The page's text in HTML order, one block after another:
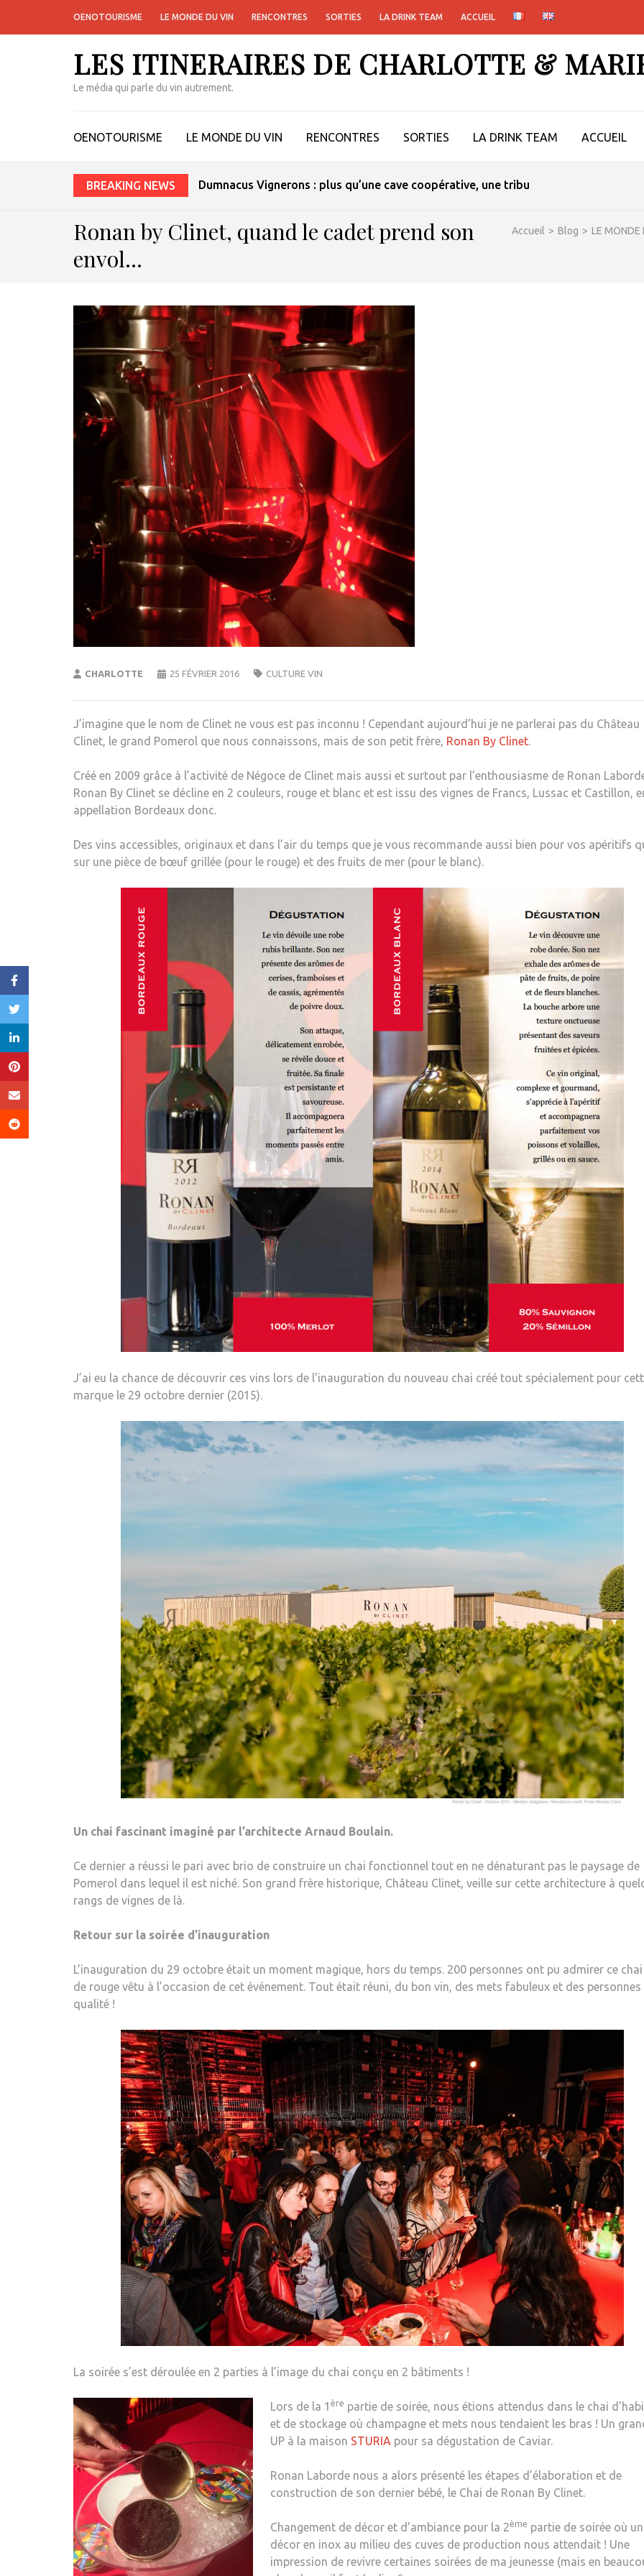
OENOTOURISME LE MONDE DU VIN RENCONTRES SORTIES LA DRINK TEAM ACCUEIL
LES ITINERAIRES DE CHARLOTTE &
Le média qui parle du vin autrement.
OENOTOURISME LE MONDE DU VIN RENCONTRES SORTIES LA DRINK TEAM ACCUEIL
BREAKING NEWS Dumnacus Vignerons : plus qu’une cave coopérative, une tribu
Accueil > Blog > LE MONDE
Ronan by Clinet, quand le cadet prend son
envol…
CHARLOTTE 25 FÉVRIER 2016 CULTURE VIN
J’imagine que le nom de Clinet ne vous est pas inconnu ! Cependant aujourd’hui je ne parlerai pas du Château
Clinet, le grand Pomerol que nous connaissons, mais de son petit frère, Ronan By Clinet.
Créé en 2009 grâce à l’activité de Négoce de Clinet mais aussi et surtout par l’enthousiasme de Ronan
Ronan By Clinet se décline en 2 couleurs, rouge et blanc et est issu des vignes de Francs, Lussac et Castillon,
appellation Bordeaux donc.
Des vins accessibles, originaux et dans l’air du temps que je vous recommande aussi bien pour vos apéritifs
sur une pièce de bœuf grillée (pour le rouge) et des fruits de mer (pour le blanc).
J’ai eu la chance de découvrir ces vins lors de l’inauguration du nouveau chai créé tout spécialement pour
marque le 29 octobre dernier (2015).
Un chai fascinant imaginé par l’architecte Arnaud Boulain.
Ce dernier a réussi le pari avec brio de construire un chai fonctionnel tout en ne dénaturant pas le paysage de
Pomerol dans lequel il est niché. Son grand frère historique, Château Clinet, veille sur cette architecture à
rangs de vignes de là.
Retour sur la soirée d’inauguration
L’inauguration du 29 octobre était un moment magique, hors du temps. 200 personnes ont pu admirer ce
de rouge vêtu à l’occasion de cet événement. Tout était réuni, du bon vin, des mets fabuleux et des personnes
qualité !
La soirée s’est déroulée en 2 parties à l’image du chai conçu en 2 bâtiments !
Lors de la 1 ère partie de soirée, nous étions attendus dans le chai
et de stockage où champagne et mets nous tendaient les bras ! Un
UP à la maison STURIA pour sa dégustation de Caviar.
Ronan Laborde nous a alors présenté les étapes d’élaboration et de
construction de son dernier bébé, le Chai de Ronan By Clinet.
Changement de décor et d’ambiance pour la 2ème partie de soirée où un
décor en inox au milieu des cuves de production nous attendait ! Une
impression de revivre certaines soirées de ma jeunesse (mais en